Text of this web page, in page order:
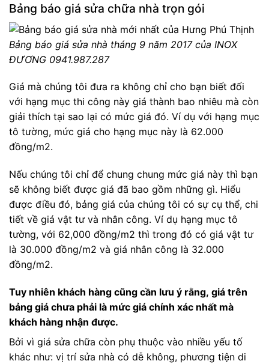
Bảng báo giá sửa chữa nhà trọn gói
Bảng báo giá sửa nhà tháng 9 năm 2017 của INOX
ĐƯƠNG 0941.987.287
Giá mà chúng tôi đưa ra không chỉ cho bạn biết đối
với hạng mục thi công này giá thành bao nhiêu mà còn
giải thích tại sao lại có mức giá đó. Ví dụ với hạng mục
tô tường, mức giá cho hạng mục này là 62.000
đồng/m2.
Nếu chúng tôi chỉ để chung chung mức giá này thì bạn
sẽ không biết được giá đã bao gồm những gì. Hiểu
được điều đó, bảng giá của chúng tôi có sự cụ thể, chi
tiết về giá vật tư và nhân công. Ví dụ hạng mục tô
tường, với 62,000 đồng/m2 thì trong đó có giá vật tư
là 30.000 đồng/m2 và giá nhân công là 32.000
đồng/m2.
Tuy nhiên khách hàng cũng cần lưu ý rằng, giá trên
bảng giá chưa phải là mức giá chính xác nhất mà
khách hàng nhận được.
Bởi vì giá sửa chữa còn phụ thuộc vào nhiều yếu tố
khác như: vị trí sửa nhà có dễ không, phương tiện di